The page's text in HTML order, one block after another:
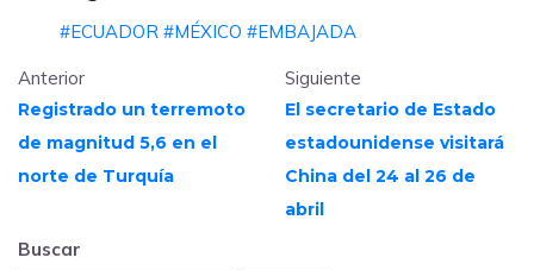
#ECUADOR #MÉXICO #EMBAJADA
Anterior
Registrado un terremoto
de magnitud 5,6 en el
norte de Turquía
Siguiente
El secretario de Estado
estadounidense visitará
China del 24 al 26 de
abril
Buscar